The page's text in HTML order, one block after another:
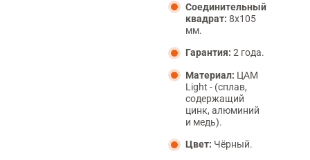
Соединительный
квадрат: 8x105
мм.
Гарантия: 2 года.
Материал: ЦАМ
Light - (сплав,
содержащий
цинк, алюминий
и медь).
Цвет: Чёрный.